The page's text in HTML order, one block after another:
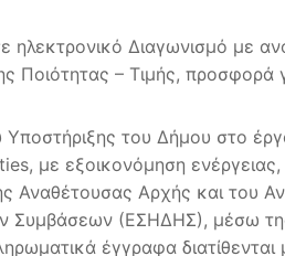
Διαγωνισμό με
Ποιότητας – Τιμής,
του Δήμου στο
με εξοικονόμηση
Αρχής και του
Συμβάσεων (ΕΣΗΔΗΣ), μέσω
έγγραφα